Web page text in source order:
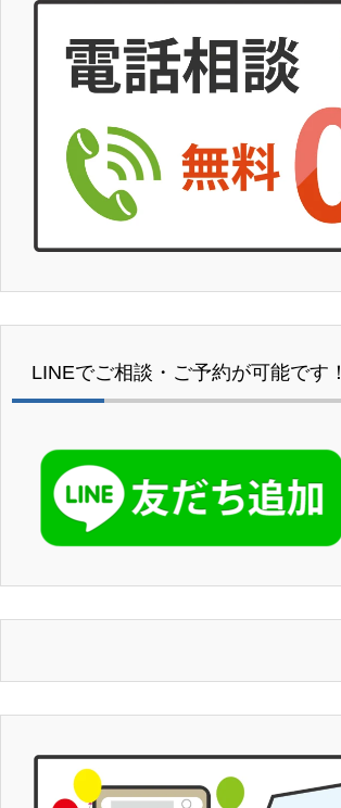
LINEでご相談・ご予約が可能です！